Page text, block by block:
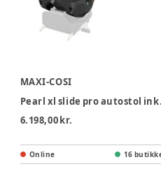
MAXI-COSI
Pearl xl
6.198,00 kr.
Online 16